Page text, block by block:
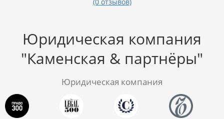
Юридическая компания
"Каменская & партнёры"
Юридическая компания